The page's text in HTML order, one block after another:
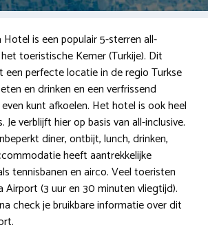
Hotel is een populair 5-sterren all-
toeristische Kemer (Turkije). Dit
een perfecte locatie in de regio Turkse
en drinken en een verfrissend
kunt afkoelen. Het hotel is ook heel
verblijft hier op basis van all-inclusive.
diner, ontbijt, lunch, drinken,
heeft aantrekkelijke
tennisbanen en airco. Veel toeristen
Airport (3 uur en 30 minuten vliegtijd).
check je bruikbare informatie over dit